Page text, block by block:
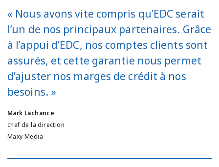
« Nous avons vite compris qu’EDC serait
l’un de nos principaux partenaires. Grâce
à l’appui d’EDC, nos comptes clients sont
assurés, et cette garantie nous permet
d’ajuster nos marges de crédit à nos
besoins. »
Mark Lachance
chef de la direction
Maxy Media